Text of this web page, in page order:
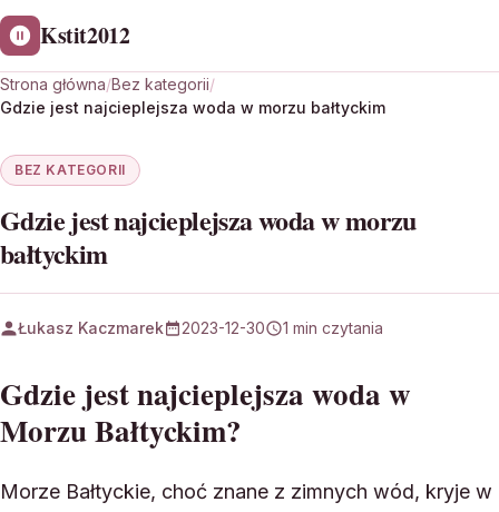
Kstit2012
Strona główna/Bez kategorii/
Gdzie jest najcieplejsza woda w morzu bałtyckim
BEZ KATEGORII
Gdzie jest najcieplejsza woda w morzu
bałtyckim
Łukasz Kaczmarek 2023-12-30 1 min czytania
Gdzie jest najcieplejsza woda w
Morzu Bałtyckim?
Morze Bałtyckie, choć znane z zimnych wód, kryje w